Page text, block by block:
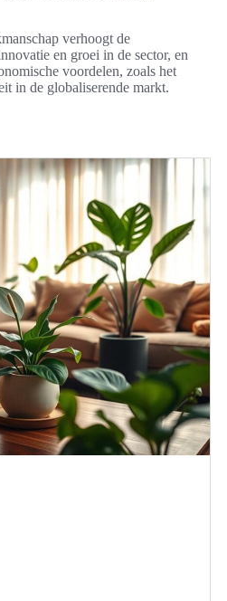
verhoogt de
en groei in de sector, en
voordelen, zoals het
in de globaliserende markt.